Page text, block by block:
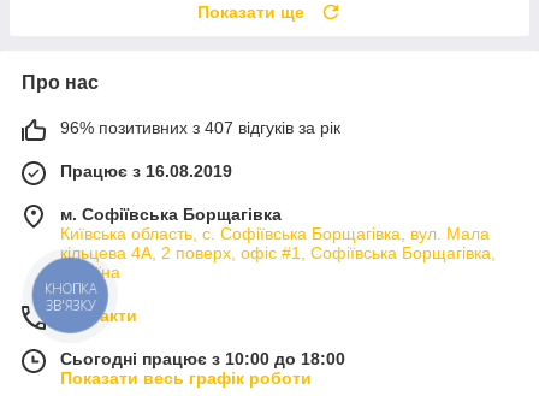
Показати ще
Про нас
96% позитивних з 407 відгуків за рік
Працює з 16.08.2019
м. Софіївська Борщагівка
Київська область, с. Софіївська Борщагівка, вул. Мала
кільцева 4А, 2 поверх, офіс #1, Софіївська Борщагівка,
Україна
Контакти
Сьогодні працює з 10:00 до 18:00
Показати весь графік роботи
КНОПКА
ЗВ'ЯЗКУ